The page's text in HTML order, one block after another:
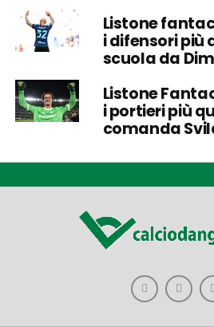
Listone
i difensori più
scuola da
Listone
i portieri più
comanda